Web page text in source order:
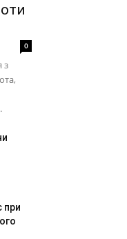
0
з
при